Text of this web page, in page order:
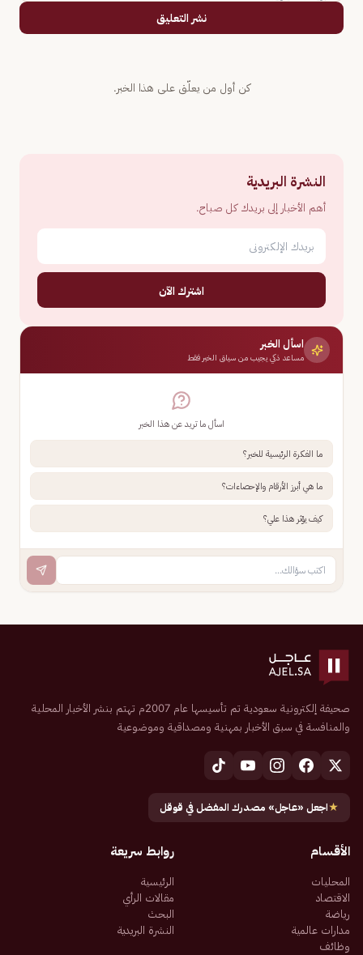
نشر التعليق
كن أول من يعلّق على هذا الخبر.
النشرة البريدية
أهم الأخبار إلى بريدك كل صباح.
اشترك الآن
اسأل الخبر
مساعد ذكي يجيب من سياق الخبر فقط
اسأل ما تريد عن هذا الخبر
ما الفكرة الرئيسية للخبر؟
ما هي أبرز الأرقام والإحصاءات؟
كيف يؤثر هذا علي؟
صحيفة إلكترونية سعودية تم تأسيسها عام 2007م تهتم بنشر الأخبار المحلية
والمنافسة في سبق الأخبار بمهنية ومصداقية وموضوعية
★اجعل «عاجل» مصدرك المفضل في قوقل
الأقسام
المحليات
الاقتصاد
رياضة
مدارات عالمية
وظائف
روابط سريعة
الرئيسية
مقالات الرأي
البحث
النشرة البريدية